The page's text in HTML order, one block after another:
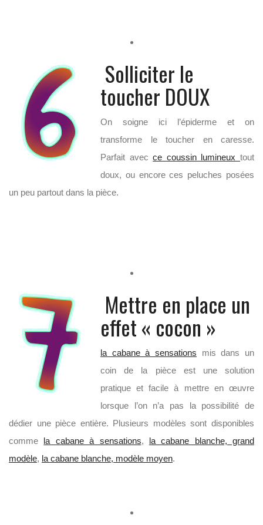
Solliciter le
toucher DOUX
On soigne ici l’épiderme et on
transforme le toucher en caresse.
Parfait avecce coussin lumineuxtout
doux, ou encore ces peluches posées
un peu partout dans la pièce.
Mettre en place un
effet « cocon »
la cabane à sensations mis dans un
coin de la pièce est une solution
pratique et facile à mettre en œuvre
lorsque l’on n’a pas la possibilité de
dédier une pièce entière. Plusieurs modèles sont disponibles
comme la cabane à sensations, la cabane blanche, grand
modèle, la cabane blanche, modèle moyen.